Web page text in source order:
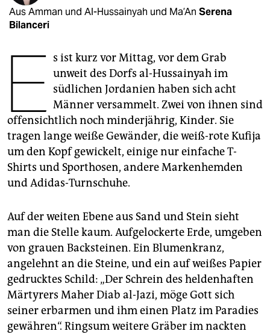
genossenschaft
epaper login
Aus Amman und Al-Hussainyah und Ma’An Serena
Bilanceri
E s ist kurz vor Mittag, vor dem Grab
unweit des Dorfs al-Hussainyah im
südlichen Jordanien haben sich acht
Männer versammelt. Zwei von ihnen sind
offensichtlich noch minderjährig, Kinder. Sie
tragen lange weiße Gewänder, die weiß-rote Kufija
um den Kopf gewickelt, einige nur einfache T-
Shirts und Sporthosen, andere Markenhemden
und Adidas-Turnschuhe.
Auf der weiten Ebene aus Sand und Stein sieht
man die Stelle kaum. Aufgelockerte Erde, umgeben
von grauen Backsteinen. Ein Blumenkranz,
angelehnt an die Steine, und ein auf weißes Papier
gedrucktes Schild: „Der Schrein des heldenhaften
Märtyrers Maher Diab al-Jazi, möge Gott sich
seiner erbarmen und ihm einen Platz im Paradies
gewähren“. Ringsum weitere Gräber im nackten